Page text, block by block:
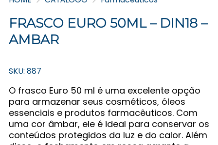
FRASCO EURO 50ML – DIN18 –
AMBAR
SKU: 887
O frasco Euro 50 ml é uma excelente opção
para armazenar seus cosméticos, óleos
essenciais e produtos farmacêuticos. Com
uma cor âmbar, ele é ideal para conservar os
conteúdos protegidos da luz e do calor. Além